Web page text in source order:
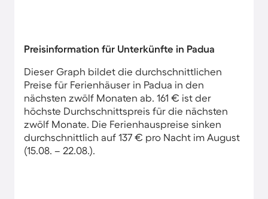
Preisinformation für Unterkünfte in Padua
Dieser Graph bildet die durchschnittlichen
Preise für Ferienhäuser in Padua in den
nächsten zwölf Monaten ab. 161 € ist der
höchste Durchschnittspreis für die nächsten
zwölf Monate. Die Ferienhauspreise sinken
durchschnittlich auf 137 € pro Nacht im August
(15.08. – 22.08.).